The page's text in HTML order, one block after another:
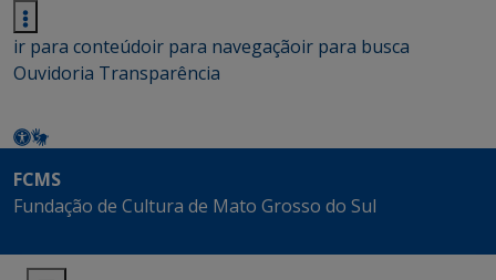
ir para conteúdoir para navegaçãoir para busca
Ouvidoria Transparência
FCMS
Fundação de Cultura de Mato Grosso do Sul